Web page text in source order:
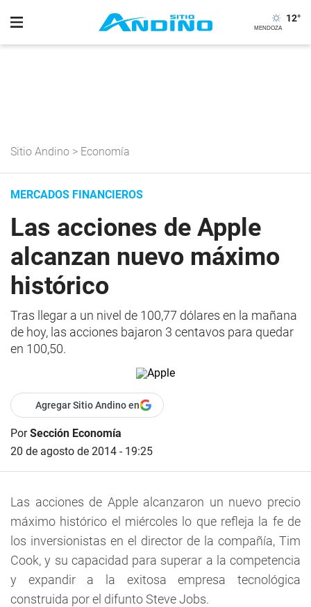
12°
Sitio Andino > Economía
MERCADOS FINANCIEROS
Las acciones de Apple
alcanzan nuevo máximo
histórico
Tras llegar a un nivel de 100,77 dólares en la mañana
de hoy, las acciones bajaron 3 centavos para quedar
en 100,50.
Agregar Sitio Andino en
PorSección Economía
20 de agosto de 2014 - 19:25
Las acciones de Apple alcanzaron un nuevo precio
máximo histórico el miércoles lo que refleja la fe de
los inversionistas en el director de la compañía, Tim
Cook, y su capacidad para superar a la competencia
y expandir a la exitosa empresa tecnológica
construida por el difunto Steve Jobs.